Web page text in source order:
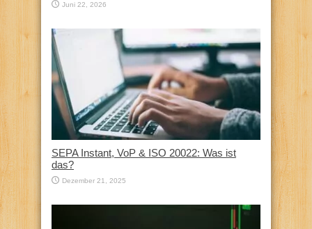
Juni 22, 2026
SEPA Instant, VoP & ISO 20022: Was ist
das?
Dezember 21, 2025